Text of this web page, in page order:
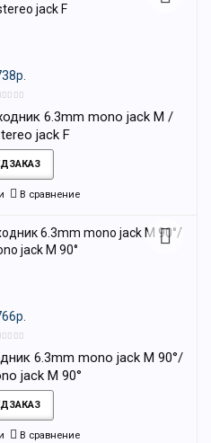
6.3mm mono jack M /
jack F
В сравнение
6.3mm mono jack M 90°/
jack M 90°
В сравнение